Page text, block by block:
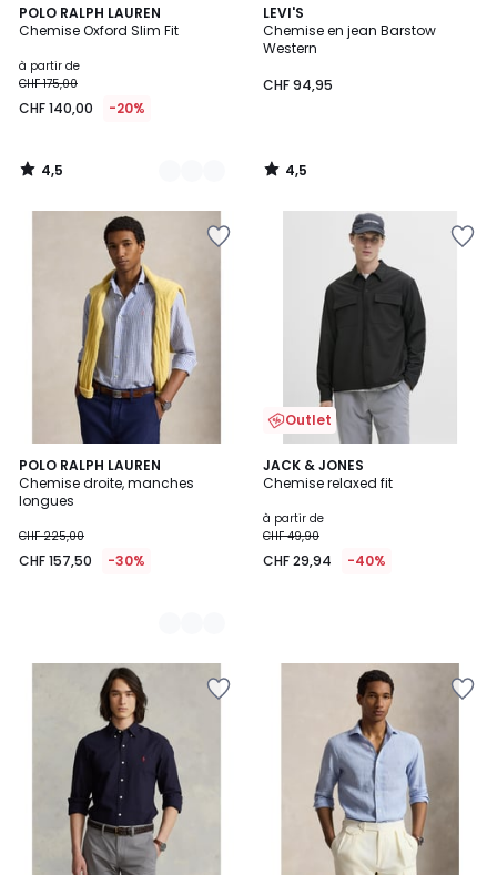
POLO RALPH LAUREN
Chemise Oxford Slim Fit
à partir de
CHF 175,00
CHF 140,00 -20%
4,5
/ 5
3
Couleurs
4,5
/
LEVI'S
Chemise en jean Barstow
Western
CHF 94,95
4,5
/ 5
4,5
/
POLO RALPH LAUREN
Chemise droite, manches
longues
CHF 225,00
CHF 157,50 -30%
2
Couleurs
Outlet
JACK & JONES
Chemise relaxed fit
à partir de
CHF 49,90
CHF 29,94 -40%